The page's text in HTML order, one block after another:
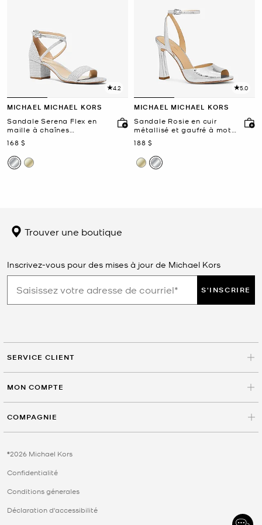
4.2
MICHAEL MICHAEL KORS
Sandale Serena Flex en
maille à chaînes
scintillante
maintenant
168 $
5.0
MICHAEL MICHAEL KORS
Sandale Rosie en cuir
métallisé et gaufré à motif
de serpent
maintenant
188 $
Trouver une boutique
Inscrivez-vous pour des mises à jour de Michael Kors
S'INSCRIRE
SERVICE CLIENT
MON COMPTE
COMPAGNIE
©2026 Michael Kors
Confidentialité
Conditions génerales
Déclaration d'accessibilité